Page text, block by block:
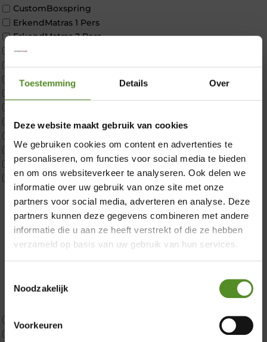
Toestemming Details Over
Deze website maakt gebruik van cookies
We gebruiken cookies om content en advertenties te
personaliseren, om functies voor social media te bieden
en om ons websiteverkeer te analyseren. Ook delen we
informatie over uw gebruik van onze site met onze
partners voor social media, adverteren en analyse. Deze
partners kunnen deze gegevens combineren met andere
informatie die u aan ze heeft verstrekt of die ze hebben
verzameld op basis van uw gebruik van hun services.
Noodzakelijk
Voorkeuren
CustomBoxspring
ErkendMatras 1 Pers
ErkendMatras 2 Pers
ErkendMatras twijfelaar product
Matrassen
Matrastopper 10cm
p350 twijfelaar
P650 25cm Tweepersoons een kern aanpasbaar
P650 Twijfelaar
Toppers
Maatvoering
1 persoon
2 personen
2 personen split
Twijfelaar
Latex
Tweepersoons 1 kern